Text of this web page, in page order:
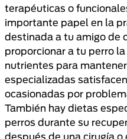
terapéuticas o
importante papel en la
destinada a tu amigo de
proporcionar a tu perro
nutrientes para
especializadas
ocasionadas por
También hay dietas
perros durante su
después de una cirugía